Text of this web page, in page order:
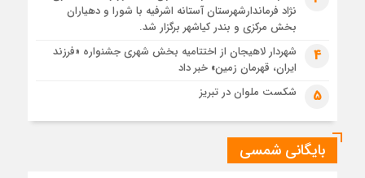
مراسم تشییع پیکر مطهر آقای شهید ایران – مشهد
تصاویری از تراکم جمعیت حاضر در میدان ثورهالعشرین نجف
اشرف
نژاد فرماندارشهرستان آستانه اشرفیه با شورا و دهیاران
بخش مرکزی و بندر کیاشهر برگزار شد.
4
شهردار لاهیجان از اختتامیه بخش شهری جشنواره «فرزند
ایران، قهرمان زمین» خبر داد
5 شکست ملوان در تبریز
بایگانی شمسی